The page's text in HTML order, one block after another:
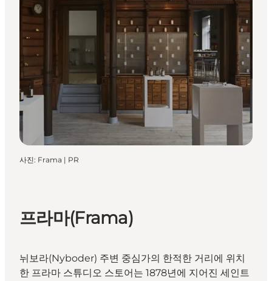
사진: Frama | PR
프라마(Frama)
뉘보라(Nyboder) 주변 중심가의 한적한 거리에 위치
한 프라마 스튜디오 스토어는 1878년에 지어진 세인트